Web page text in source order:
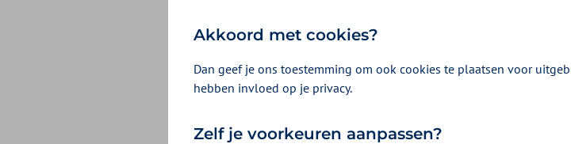
Akkoord met cookies?
Dan geef je ons toestemming om ook cookies te plaatsen voor
hebben invloed op je privacy.
Zelf je voorkeuren aanpassen?